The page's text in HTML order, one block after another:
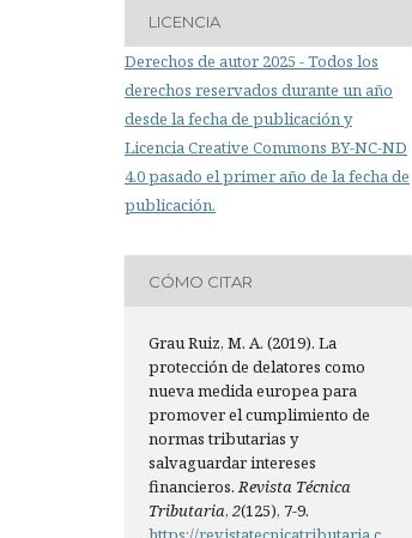
LICENCIA
Derechos de autor 2025 - Todos los
derechos reservados durante un año
desde la fecha de publicación y
Licencia Creative Commons BY-NC-ND
4.0 pasado el primer año de la fecha de
publicación.
CÓMO CITAR
Grau Ruiz, M. A. (2019). La
protección de delatores como
nueva medida europea para
promover el cumplimiento de
normas tributarias y
salvaguardar intereses
financieros.Revista Técnica
Tributaria,2(125), 7-9.